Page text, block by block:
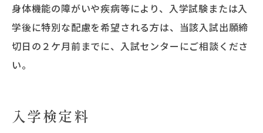
身体機能の障がいや疾病等により、入学試験または入
学後に特別な配慮を希望される方は、当該入試出願締
切日の２ケ月前までに、入試センターにご相談くださ
い。
入学検定料